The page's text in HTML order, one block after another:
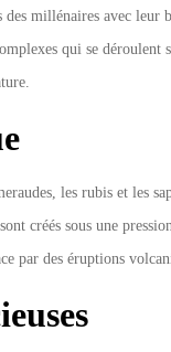
millénaires avec leur
qui se déroulent
les rubis et les
créés sous une
par des éruptions